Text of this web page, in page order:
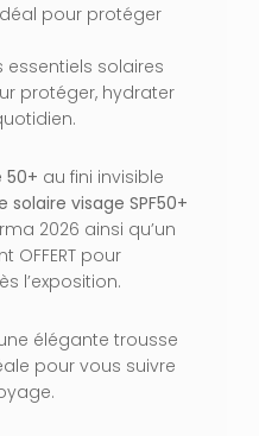
pour protéger
essentiels solaires
protéger, hydrater
50+ au fini invisible
solaire visage SPF50+
2026 ainsi qu’un
pour
l’exposition.
élégante trousse
pour vous suivre